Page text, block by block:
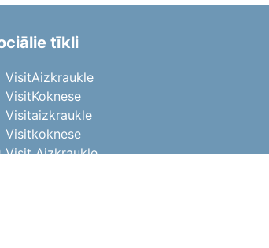
tīkli
VisitAizkraukle
VisitKoknese
Visitaizkraukle
Visitkoknese
Visit Aizkraukle